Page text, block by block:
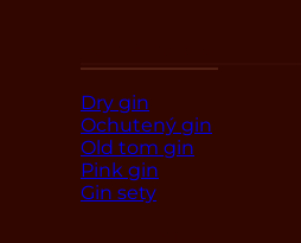
Dry gin
Ochutený gin
Old tom gin
Pink gin
Gin sety